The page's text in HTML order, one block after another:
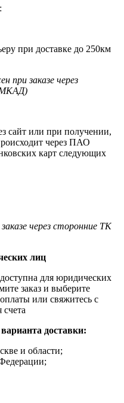
при доставке до 250км
при заказе через
МКАД)
сайт или при получении,
через ПАО
карт следующих
через сторонние ТК
лиц
для юридических
заказ и выберите
или свяжитесь с
доставки:
и области;